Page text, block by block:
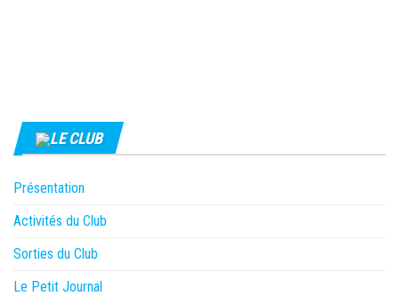
LE CLUB
Présentation
Activités du Club
Sorties du Club
Le Petit Journal